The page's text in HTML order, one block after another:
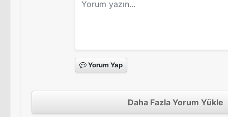
Yorum Yap
Daha Fazla Yorum Yükle